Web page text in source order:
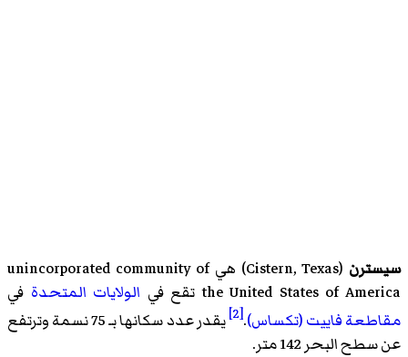
سيسترن (
Cistern, Texas)‏ هيunincorporated community of
the United States of Americaتقع في الولايات المتحدة في
مقاطعة فاييت (تكساس).
[2]
يقدر عدد سكانها بـ 75 نسمة وترتفع
عن سطح البحر 142 متر.